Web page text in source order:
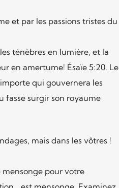
et par les passions tristes du
ténèbres en lumière, et la
en amertume! Ésaïe 5:20. Le
qui gouvernera les
fasse surgir son royaume
mais dans les vôtres !
mensonge pour votre